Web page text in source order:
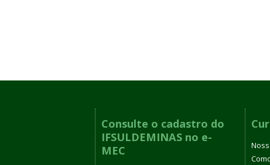
Consulte o cadastro do
IFSULDEMINAS no e-
MEC